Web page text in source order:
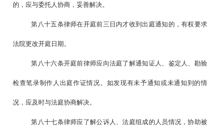
的，应与委托人协商，妥善解决。
第八十五条律师在开庭前三日内才收到出庭通知的，有权要求
法院更改开庭日期。
第八十六条开庭前律师应向法庭了解通知证人、鉴定人、勘验
检查笔录制作人出庭作证情况。如发现有未予通知或未通知到的情
况，应及时与法庭协商解决。
第八十七条律师应了解公诉人、法庭组成的人员情况，协助被